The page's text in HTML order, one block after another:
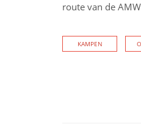
route van de
KAMPEN